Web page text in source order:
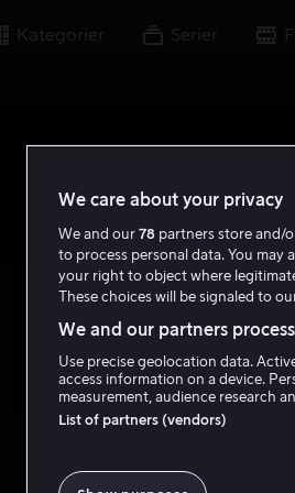
Kategorier Serier
We care about your privacy
We and our 78 partners store and/
to process personal data. You may
your right to object where
These choices will be signaled to
We and our partners
Use precise geolocation data.
access information on a device.
measurement, audience research
List of partners (vendors)